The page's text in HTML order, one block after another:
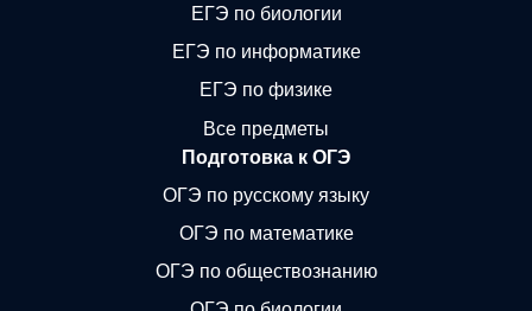
ЕГЭ по биологии
ЕГЭ по информатике
ЕГЭ по физике
Все предметы
Подготовка к ОГЭ
ОГЭ по русскому языку
ОГЭ по математике
ОГЭ по обществознанию